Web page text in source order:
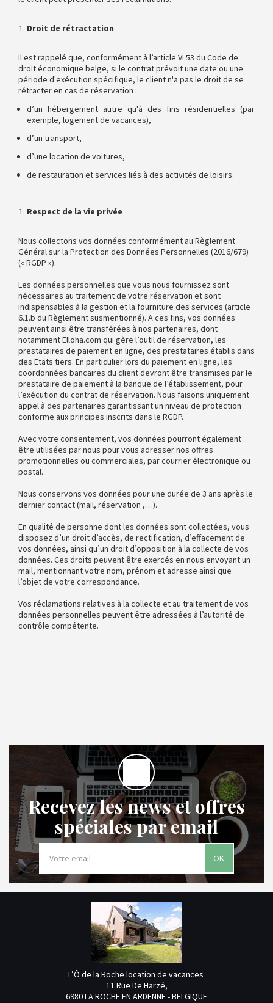
Droit de rétractation
Il est rappelé que, conformément à l’article VI.53 du Code de
droit économique belge, si le contrat prévoit une date ou une
période d'exécution spécifique, le client n'a pas le droit de se
rétracter en cas de réservation :
d’un hébergement autre qu'à des fins résidentielles (par
exemple, logement de vacances),
d’un transport,
d’une location de voitures,
de restauration et services liés à des activités de loisirs.
Respect de la vie privée
Nous collectons vos données conformément au Règlement
Général sur la Protection des Données Personnelles (2016/679)
(« RGDP »).
Les données personnelles que vous nous fournissez sont
nécessaires au traitement de votre réservation et sont
indispensables à la gestion et la fourniture des services (article
6.1.b du Règlement susmentionné). A ces fins, vos données
peuvent ainsi être transférées à nos partenaires, dont
notamment Elloha.com qui gère l’outil de réservation, les
prestataires de paiement en ligne, des prestataires établis dans
des Etats tiers. En particulier lors du paiement en ligne, les
coordonnées bancaires du client devront être transmises par le
prestataire de paiement à la banque de l’établissement, pour
l’exécution du contrat de réservation. Nous faisons uniquement
appel à des partenaires garantissant un niveau de protection
conforme aux principes inscrits dans le RGDP.
Avec votre consentement, vos données pourront également
être utilisées par nous pour vous adresser nos offres
promotionnelles ou commerciales, par courrier électronique ou
postal.
Nous conservons vos données pour une durée de 3 ans après le
dernier contact (mail, réservation ,…).
En qualité de personne dont les données sont collectées, vous
disposez d’un droit d’accès, de rectification, d’effacement de
vos données, ainsi qu’un droit d’opposition à la collecte de vos
données. Ces droits peuvent être exercés en nous envoyant un
mail, mentionnant votre nom, prénom et adresse ainsi que
l’objet de votre correspondance.
Vos réclamations relatives à la collecte et au traitement de vos
données personnelles peuvent être adressées à l’autorité de
contrôle compétente.
Recevez les news et offres
spéciales par email
OK
L’Ô de la Roche location de vacances
11 Rue De Harzé,
6980 LA ROCHE EN ARDENNE - BELGIQUE